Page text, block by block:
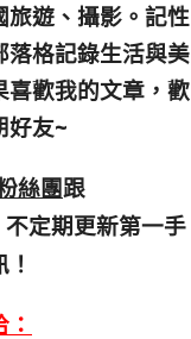
遊、攝影。 記性
落格記錄生活與美
喜歡我的文章，歡
好友~
絲團跟
不定期更新第一手